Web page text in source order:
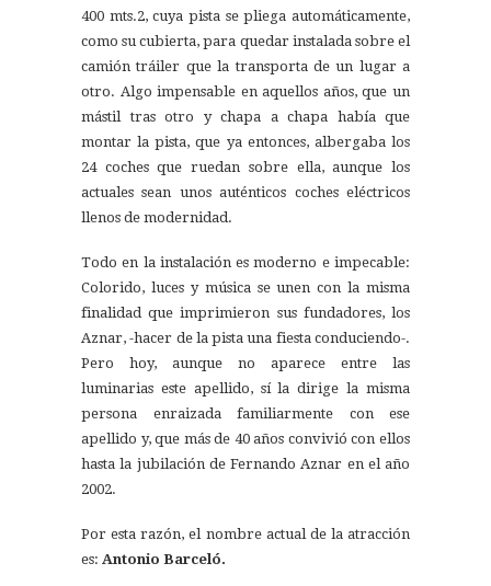
400 mts.2, cuya pista se pliega automáticamente,
como su cubierta, para quedar instalada sobre el
camión tráiler que la transporta de un lugar a
otro. Algo impensable en aquellos años, que un
mástil tras otro y chapa a chapa había que
montar la pista, que ya entonces, albergaba los
24 coches que ruedan sobre ella, aunque los
actuales sean unos auténticos coches eléctricos
llenos de modernidad.
Todo en la instalación es moderno e impecable:
Colorido, luces y música se unen con la misma
finalidad que imprimieron sus fundadores, los
Aznar, -hacer de la pista una fiesta conduciendo-.
Pero hoy, aunque no aparece entre las
luminarias este apellido, sí la dirige la misma
persona enraizada familiarmente con ese
apellido y, que más de 40 años convivió con ellos
hasta la jubilación de Fernando Aznar en el año
2002.
Por esta razón, el nombre actual de la atracción
es: Antonio Barceló.